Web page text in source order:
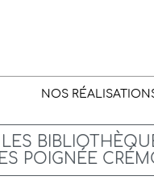
NOS
LES
POIGNÉE